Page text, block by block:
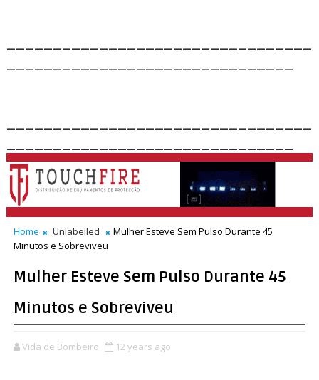
Home Unlabelled
Mulher Esteve Sem Pulso Durante 45
Minutos e Sobreviveu
Mulher Esteve Sem Pulso Durante 45
Minutos e Sobreviveu
Vida de Bombeiro 12 years ago